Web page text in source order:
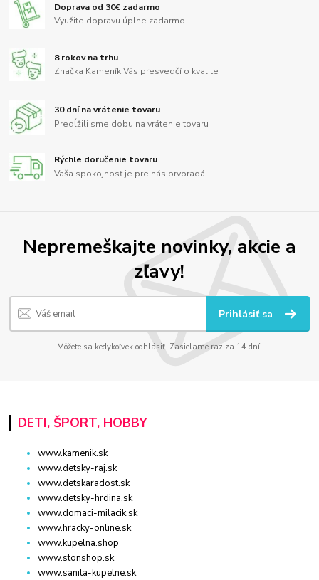
Doprava od 30€ zadarmo
Využite dopravu úplne zadarmo
8 rokov na trhu
Značka Kameník Vás presvedčí o kvalite
30 dní na vrátenie tovaru
Predĺžili sme dobu na vrátenie tovaru
Rýchle doručenie tovaru
Vaša spokojnosť je pre nás prvoradá
Nepremeškajte novinky, akcie a
zľavy!
Prihlásiť sa
Môžete sa kedykoľvek odhlásiť. Zasielame raz za 14 dní.
DETI, ŠPORT, HOBBY
www.kamenik.sk
www.detsky-raj.sk
www.detskaradost.sk
www.detsky-hrdina.sk
www.domaci-milacik.sk
www.hracky-online.sk
www.kupelna.shop
www.stonshop.sk
www.sanita-kupelne.sk